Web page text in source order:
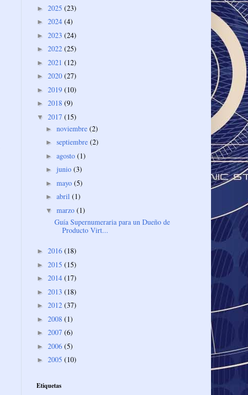
► 2025 (23)
► 2024 (4)
► 2023 (24)
► 2022 (25)
► 2021 (12)
► 2020 (27)
► 2019 (10)
► 2018 (9)
▼ 2017 (15)
► noviembre (2)
► septiembre (2)
► agosto (1)
► junio (3)
► mayo (5)
► abril (1)
▼ marzo (1)
Guía Supernumeraria para un Dueño de
Producto Virt...
► 2016 (18)
► 2015 (15)
► 2014 (17)
► 2013 (18)
► 2012 (37)
► 2008 (1)
► 2007 (6)
► 2006 (5)
► 2005 (10)
Etiquetas